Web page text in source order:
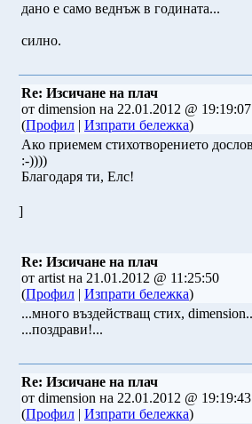
дано е само веднъж в годината...
силно.
Re: Изсичане на плач
от dimension на 22.01.2012 @ 19:19:07
(Профил | Изпрати бележка)
Ако приемем стихотворението
:-))))
Благодаря ти, Елс!
]
Re: Изсичане на плач
от artist на 21.01.2012 @ 11:25:50
(Профил | Изпрати бележка)
...много въздействащ стих,
...поздрави!...
Re: Изсичане на плач
от dimension на 22.01.2012 @ 19:19:43
(Профил | Изпрати бележка)